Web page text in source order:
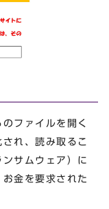
ファイルを開く
れ、読み取るこ
サムウェア）に
金を要求された